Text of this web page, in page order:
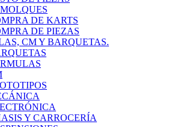
DE KARTS
DE PIEZAS
CM Y BARQUETAS.
Y CARROCERÍA